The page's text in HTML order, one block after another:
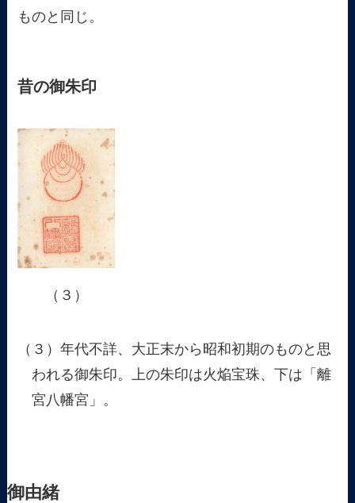
ものと同じ。
昔の御朱印
（３）
（３）年代不詳、大正末から昭和初期のものと思
われる御朱印。上の朱印は火焔宝珠、下は「離
宮八幡宮」。
御由緒